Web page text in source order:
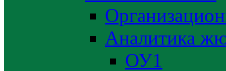
Аналитика
ОУ1